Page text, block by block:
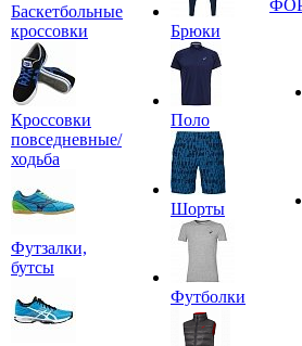
Баскетбольные
кроссовки
Кроссовки
повседневные/
ходьба
Футзалки,
бутсы
Брюки
Поло
Шорты
Футболки